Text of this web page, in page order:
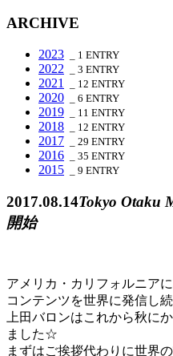
ARCHIVE
2023 _ 1 ENTRY
2022 _ 3 ENTRY
2021 _ 12 ENTRY
2020 _ 6 ENTRY
2019 _ 11 ENTRY
2018 _ 12 ENTRY
2017 _ 29 ENTRY
2016 _ 35 ENTRY
2015 _ 9 ENTRY
2017.08.14Tokyo Otaku
開始
アメリカ・カリフォルニア
コンテンツを世界に発信し
上田バロンはこれから秋に
ました☆
まずはご挨拶代わりに世界